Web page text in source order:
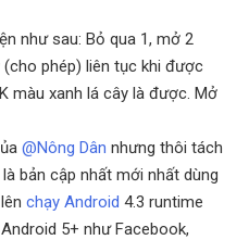
như sau: Bỏ qua 1, mở 2
phép) liên tục khi được
màu xanh lá cây là được. Mở
@Nông Dân nhưng thôi tách
bản cập nhất mới nhất dùng
chạy Android 4.3 runtime
5+ như Facebook,